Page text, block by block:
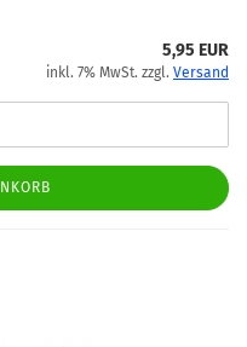
5,95 EUR
inkl. 7% MwSt. zzgl. Versand